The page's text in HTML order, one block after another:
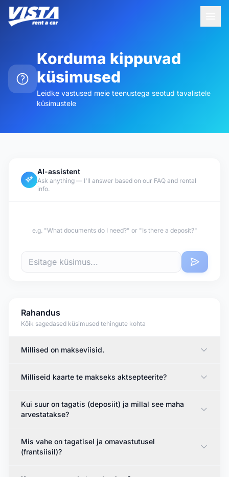
Korduma kippuvad
küsimused
Leidke vastused meie teenustega seotud tavalistele
küsimustele
AI-assistent
Ask anything — I'll answer based on our FAQ and rental
info.
e.g. "What documents do I need?" or "Is there a deposit?"
Rahandus
Kõik sagedased küsimused tehingute kohta
Millised on makseviisid.
Milliseid kaarte te makseks aktsepteerite?
Kui suur on tagatis (deposiit) ja millal see maha
arvestatakse?
Mis vahe on tagatisel ja omavastutusel
(frantsiisil)?